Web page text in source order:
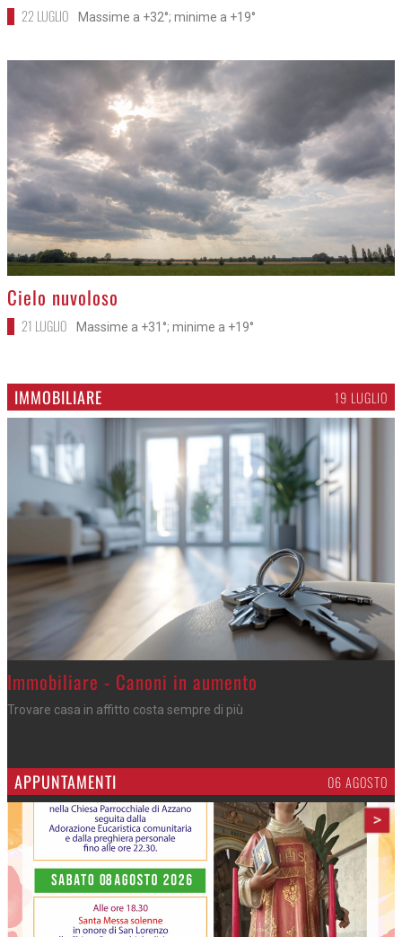
22 LUGLIO Massime a +32°; minime a +19°
>
Cielo nuvoloso
21 LUGLIO Massime a +31°; minime a +19°
IMMOBILIARE 19 LUGLIO
Immobiliare - Canoni in aumento
Trovare casa in affitto costa sempre di più
APPUNTAMENTI 06 AGOSTO
>